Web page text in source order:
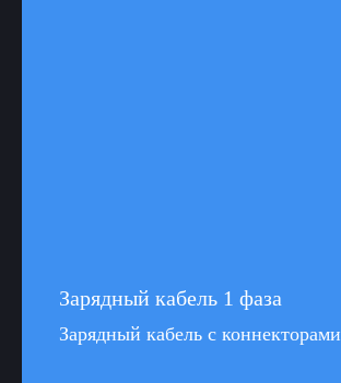
Зарядный кабель 1 фаза
Зарядный кабель с коннекторами